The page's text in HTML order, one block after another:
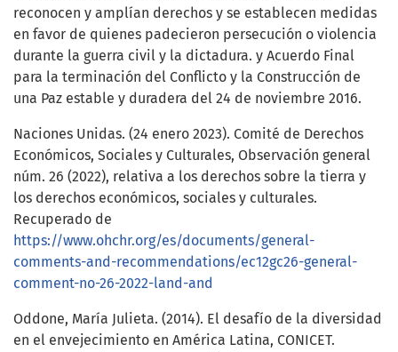
reconocen y amplían derechos y se establecen medidas
en favor de quienes padecieron persecución o violencia
durante la guerra civil y la dictadura. y Acuerdo Final
para la terminación del Conflicto y la Construcción de
una Paz estable y duradera del 24 de noviembre 2016.
Naciones Unidas. (24 enero 2023). Comité de Derechos
Económicos, Sociales y Culturales, Observación general
núm. 26 (2022), relativa a los derechos sobre la tierra y
los derechos económicos, sociales y culturales.
Recuperado de
https://www.ohchr.org/es/documents/general-
comments-and-recommendations/ec12gc26-general-
comment-no-26-2022-land-and
Oddone, María Julieta. (2014). El desafío de la diversidad
en el envejecimiento en América Latina, CONICET.